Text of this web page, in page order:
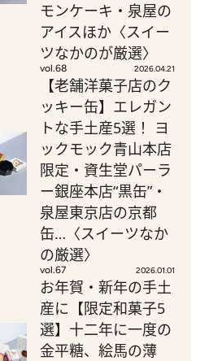
モンケーキ・泉屋の
アイスほか〈スイー
ツなかのが厳選〉
vol.68 2026.04.21
【老舗洋菓子店のク
ッキー缶】エレガン
トな手土産5選！ ヨ
ックモック青山本店
限定・資生堂パーラ
ー銀座本店“黒缶”・
泉屋東京店の京都
缶…〈スイーツなか
の厳選〉
vol.67 2026.01.01
お年賀・新年の手土
産に【限定和菓子5
選】十二年に一度の
金平糖、絵馬の薄